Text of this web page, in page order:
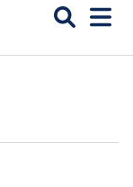
BUSCAR
L4SB
ABRIR